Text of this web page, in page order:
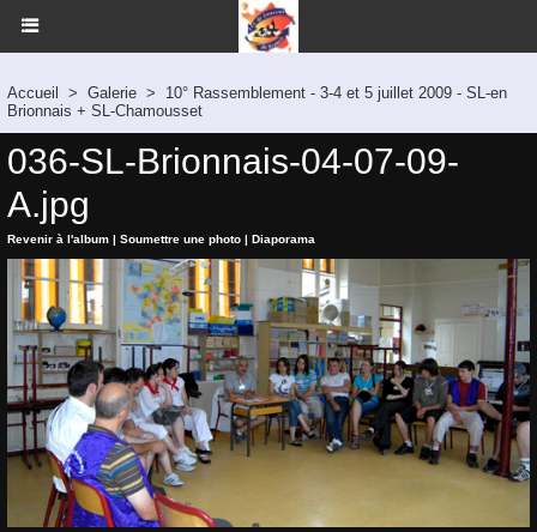
Accueil > Galerie >
10° Rassemblement - 3-4 et 5 juillet 2009 - SL-en
Brionnais + SL-Chamousset
036-SL-Brionnais-04-07-09-
A.jpg
Revenir à l'album | Soumettre une photo | Diaporama